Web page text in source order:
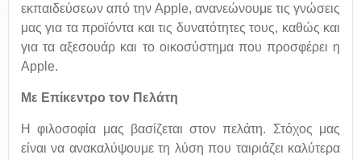
εκπαιδεύσεων από την Apple, ανανεώνουμε τις γνώσεις
μας για τα προϊόντα και τις δυνατότητες τους, καθώς και
για τα αξεσουάρ και το οικοσύστημα που προσφέρει η
Apple.
Με Επίκεντρο τον Πελάτη
Η φιλοσοφία μας βασίζεται στον πελάτη. Στόχος μας
είναι να ανακαλύψουμε τη λύση που ταιριάζει καλύτερα